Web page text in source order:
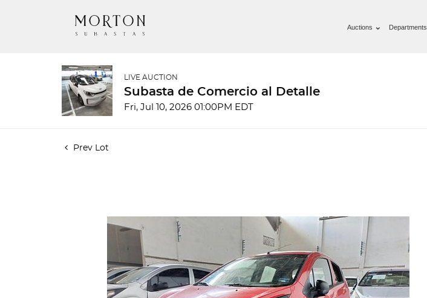
Auctions Departments
LIVE AUCTION
Subasta de Comercio al Detalle
Fri, Jul 10, 2026 01:00PM EDT
Prev Lot